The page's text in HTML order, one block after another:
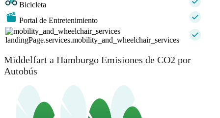
Bicicleta
Portal de Entretenimiento
landingPage.services.mobility_and_wheelchair_services
Middelfart a Hamburgo Emisiones de CO2 por
Autobús